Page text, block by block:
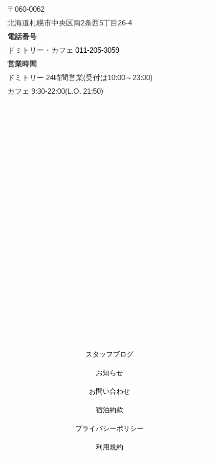
〒060-0062
北海道札幌市中央区南2条⻄5丁⽬26-4
電話番号
ドミトリー・カフェ 011-205-3059
営業時間
ドミトリー 24時間営業(受付は10:00～23:00)
カフェ 9:30-22:00(L.O. 21:50)
スタッフブログ
お知らせ
お問い合わせ
宿泊約款
プライバシーポリシー
利用規約